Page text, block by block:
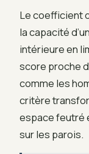
Le coefficient
la capacité
intérieure en
score proche
comme les
critère
espace feutré
sur les parois.